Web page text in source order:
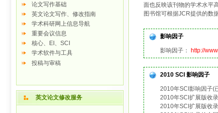
论文写作基础
英文论文写作、修改指南
学术科研网上信息导航
重要会议信息
核心、EI、SCI
学术软件与工具
投稿与审稿
英文论文修改服务
面也反映该刊物的学术水平
图书馆可根据JCR提供的数
影响因子
影响因子： http://
2010 SCI 影响因子
2010年SCI影响因子(
2010年SCI扩展版收录
2010年SCI扩展版收录